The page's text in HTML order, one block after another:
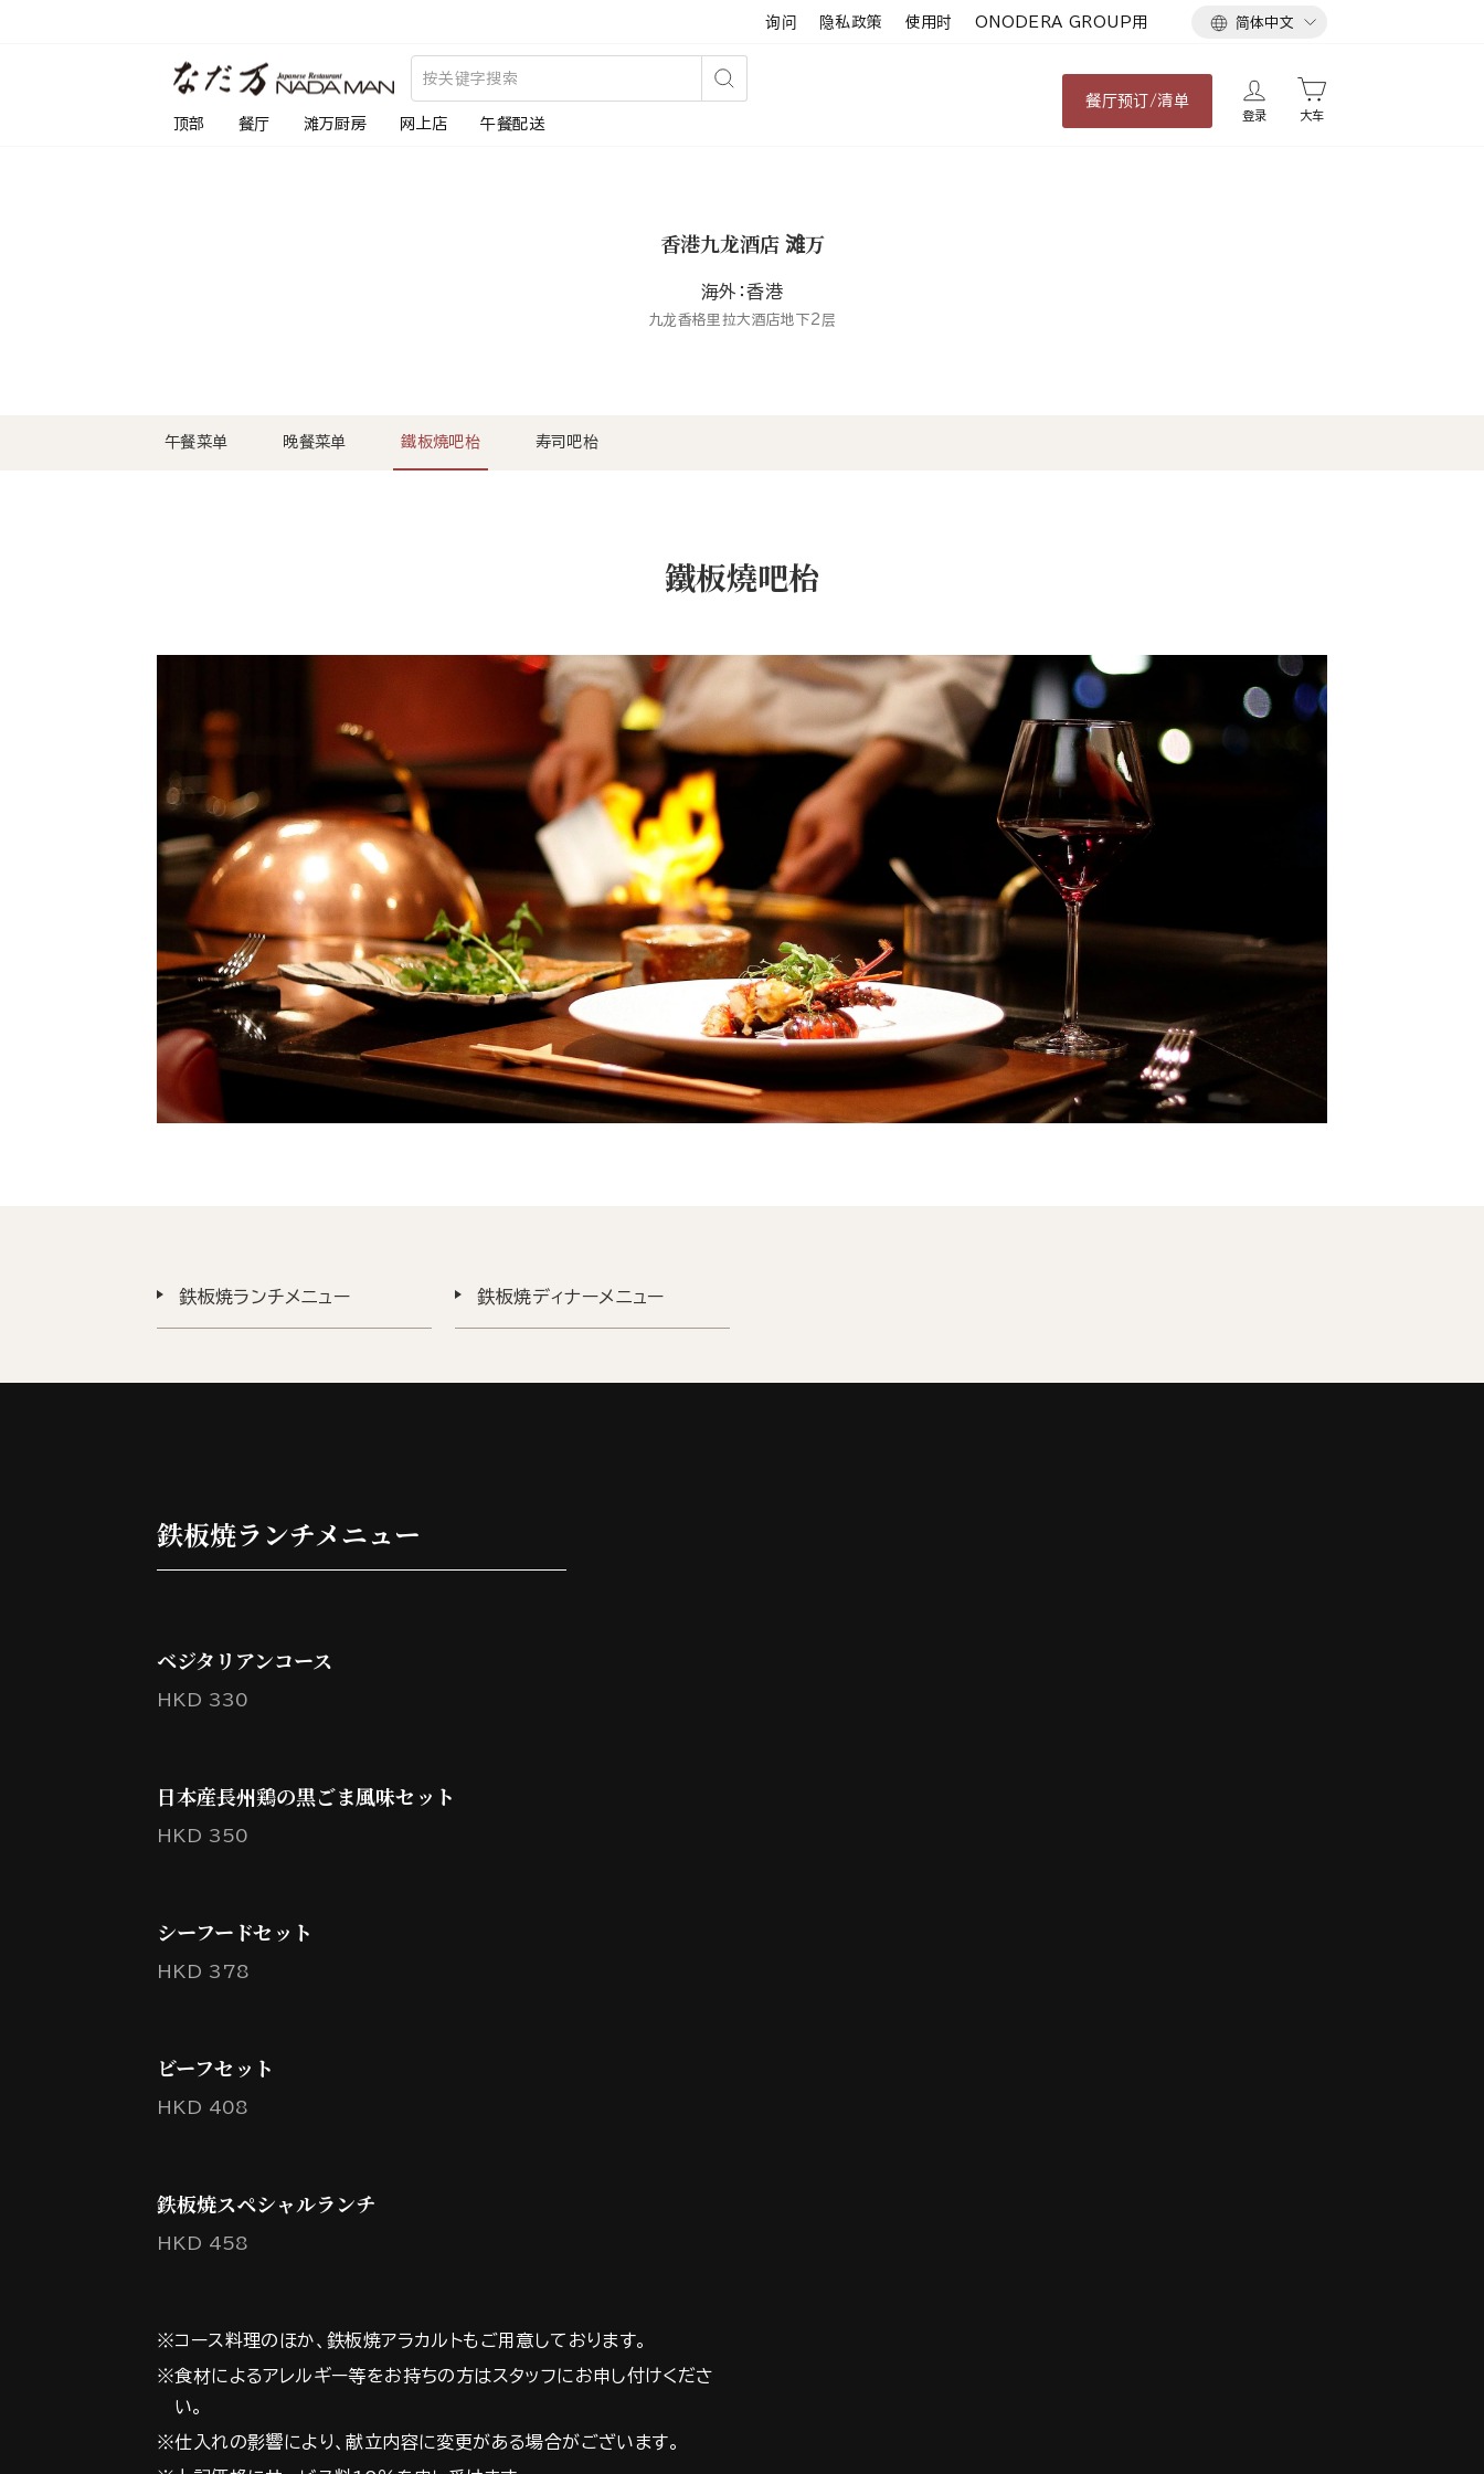
询问 隐私政策 使用时 ONODERA GROUP用
语
简体中文
搜
顶部 餐厅 滩万厨房 网上店 午餐配送
餐厅预订/清单
登录 大车
香港九龙酒店 滩万
海外：香港
九龙香格里拉大酒店地下2层
午餐菜单 晚餐菜单 鐵板燒吧枱 寿司吧枱
鐵板燒吧枱
鉄板焼ランチメニュー 鉄板焼ディナーメニュー
鉄板焼ランチメニュー
ベジタリアンコース
HKD 330
日本産長州鶏の黒ごま風味セット
HKD 350
シーフードセット
HKD 378
ビーフセット
HKD 408
鉄板焼スペシャルランチ
HKD 458
※コース料理のほか、鉄板焼アラカルトもご用意しております。
※食材によるアレルギー等をお持ちの方はスタッフにお申し付けくださ
い。
※仕入れの影響により、献立内容に変更がある場合がございます。